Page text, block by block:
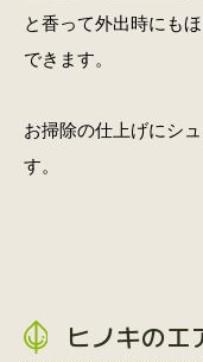
と香って外出時にも
できます。
お掃除の仕上げにシ
す。
ヒノキのエ